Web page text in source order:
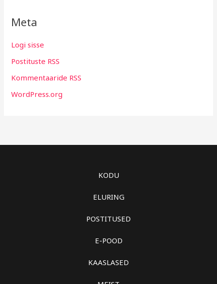
Meta
Logi sisse
Postituste RSS
Kommentaaride RSS
WordPress.org
KODU
ELURING
POSTITUSED
E-POOD
KAASLASED